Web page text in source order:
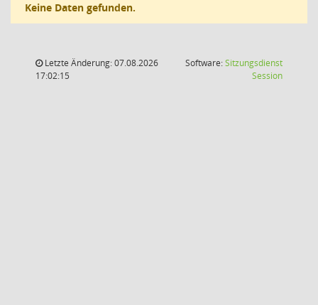
Keine Daten gefunden.
Letzte Änderung: 07.08.2026
17:02:15
Software:Sitzungsdienst
Session(Wird in